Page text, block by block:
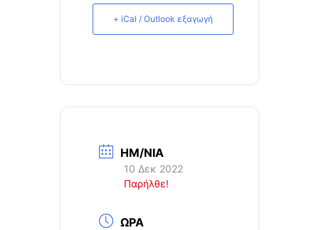
+ iCal / Outlook εξαγωγή
ΗΜ/ΝΙΑ
10 Δεκ 2022
Παρήλθε!
ΩΡΑ